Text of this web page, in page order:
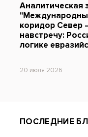
Аналитическая
коридор Север
навстречу:
логике
20 июля 2026
ПОСЛЕДНИЕ